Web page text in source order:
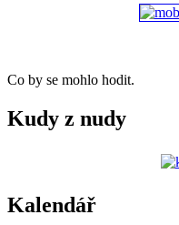
Co by se mohlo hodit.
Kudy z nudy
Kalendář